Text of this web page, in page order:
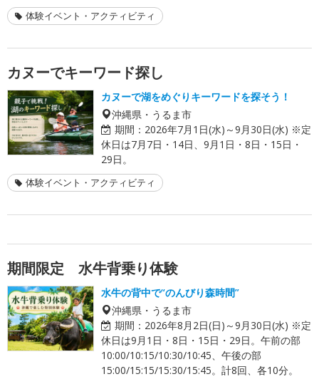
体験イベント・アクティビティ
カヌーでキーワード探し
カヌーで湖をめぐりキーワードを探そう！
沖縄県・うるま市
期間： 2026年7月1日(水)～9月30日(水) ※定
休日は7月7日・14日、9月1日・8日・15日・
29日。
体験イベント・アクティビティ
期間限定 水牛背乗り体験
水牛の背中で“のんびり森時間”
沖縄県・うるま市
期間： 2026年8月2日(日)～9月30日(水) ※定
休日は9月1日・8日・15日・29日。午前の部
10:00/10:15/10:30/10:45、午後の部
15:00/15:15/15:30/15:45。計8回、各10分。